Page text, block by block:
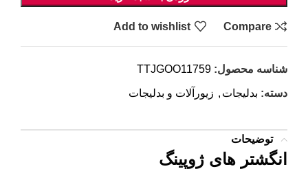
Compare
Add to wishlist
شناسه محصول: TTJGOO11759
دسته: بدلیجات , زیورآلات و بدلیجات
توضیحات
انگشتر های ژوپینگ